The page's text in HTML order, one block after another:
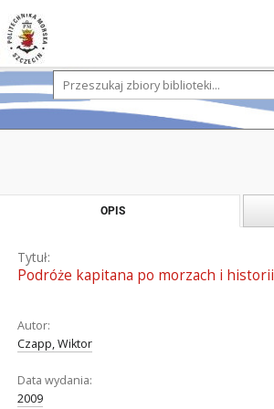
OPIS
Tytuł:
Podróże kapitana po morzach i historii
Autor:
Czapp, Wiktor
Data wydania:
2009